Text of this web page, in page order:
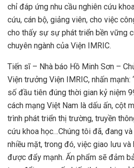
chỉ đáp ứng nhu cầu nghiên cứu
cứu, cán bộ, giảng viên, cho việc
cho thấy sự sự phát triển bền vững
chuyên ngành của Viện IMRIC.
Tiến sĩ – Nhà báo Hồ Minh Sơn –
Viện trưởng Viện IMRIC, nhấn mạnh:
số đầu tiên đúng thời gian kỷ niệm
cách mạng Việt Nam là dấu ấn, cột
trình phát triển thị trường, truyền
cứu khoa học…Chúng tôi đã, đang
nhiều mặt, trong đó, việc giao lưu và
được đẩy mạnh. Ấn phẩm sẽ đảm